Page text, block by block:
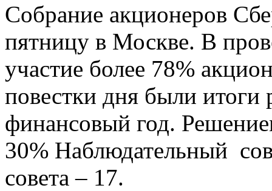
Собрание акционеров
пятницу в Москве. В
участие более 78%
повестки дня были
финансовый год.
30% Наблюдательный
совета – 17.